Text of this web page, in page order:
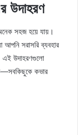
সহজ হয়ে যায়।
সরাসরি ব্যবহার
এই উদাহরণগুলো
কভার